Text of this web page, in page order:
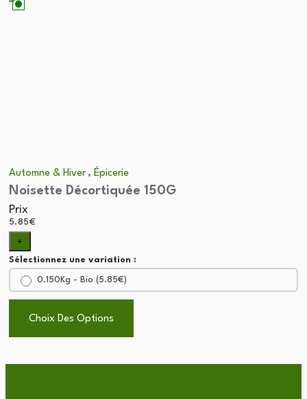
Automne & Hiver , Épicerie
Noisette Décortiquée 150G
Prix
5.85€
+
Sélectionnez une variation :
0.150Kg - Bio (5.85€)
Choix Des Options